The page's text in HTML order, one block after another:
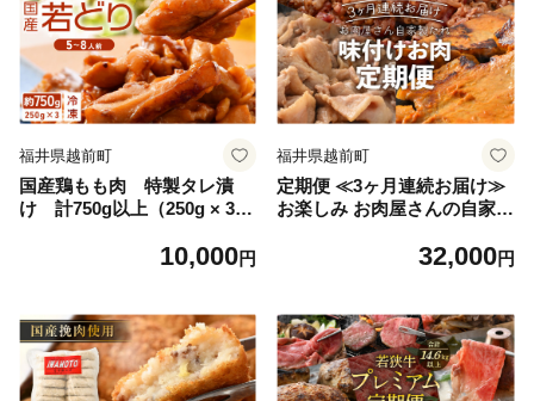
福井県越前町
国産鶏もも肉 特製タレ漬
け 計750g以上（250g × 3
/ 焼くだけ簡単 [e03-a029]
10,000円
福井県越前町
定期便 ≪3ヶ月連続お届け≫
お楽しみ お肉屋さんの自家製
32,000円